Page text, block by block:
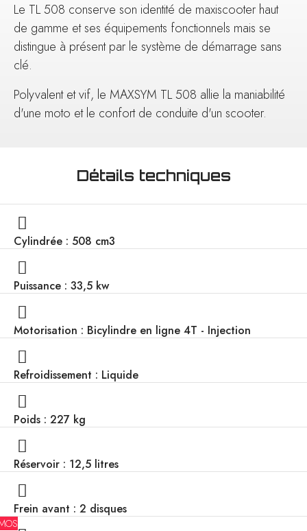
Le TL 508 conserve son identité de maxiscooter haut
de gamme et ses équipements fonctionnels mais se
distingue à présent par le système de démarrage sans
clé.
Polyvalent et vif, le MAXSYM TL 508 allie la maniabilité
d'une moto et le confort de conduite d'un scooter.
Détails techniques
Cylindrée : 508 cm3
Puissance : 33,5 kw
Motorisation : Bicylindre en ligne 4T - Injection
Refroidissement : Liquide
Poids : 227 kg
Réservoir : 12,5 litres
Frein avant : 2 disques